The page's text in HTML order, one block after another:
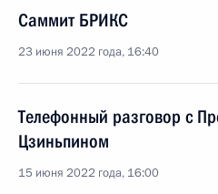
Саммит БРИКС
23 июня 2022 года, 16:40
Телефонный разговор с
Цзиньпином
15 июня 2022 года, 16:00